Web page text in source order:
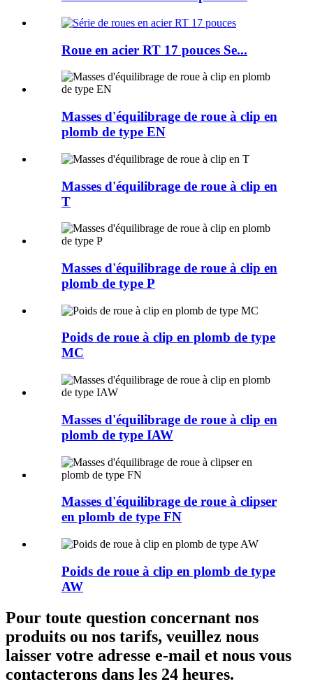
Roue en acier RT 17 pouces Se...
Masses d'équilibrage de roue à clip en
plomb de type EN
Masses d'équilibrage de roue à clip en
T
Masses d'équilibrage de roue à clip en
plomb de type P
Poids de roue à clip en plomb de type
MC
Masses d'équilibrage de roue à clip en
plomb de type IAW
Masses d'équilibrage de roue à clipser
en plomb de type FN
Poids de roue à clip en plomb de type
AW
Pour toute question concernant nos
produits ou nos tarifs, veuillez nous
laisser votre adresse e-mail et nous vous
contacterons dans les 24 heures.